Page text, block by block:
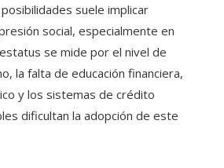
suele implicar
social, especialmente en
se mide por el nivel de
la falta de educación financiera,
y los sistemas de crédito
dificultan la adopción de este